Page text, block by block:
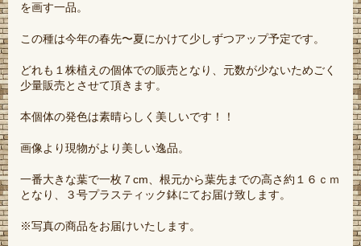
を画す一品。
この種は今年の春先〜夏にかけて少しずつアップ予定です。
どれも１株植えの個体での販売となり、元数が少ないためごく
少量販売とさせて頂きます。
本個体の発色は素晴らしく美しいです！！
画像より現物がより美しい逸品。
一番大きな葉で一枚７cm、根元から葉先までの高さ約１６ｃｍ
となり、３号プラスティック鉢にてお届け致します。
※写真の商品をお届けいたします。